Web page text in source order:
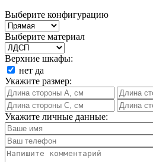
Выберите конфигурацию
Выберите материал
Верхние шкафы:
нет да
Укажите размер:
Укажите личные данные: